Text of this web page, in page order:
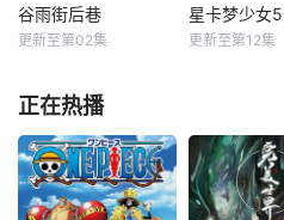
谷雨街后巷
更新至第02集 更新至第12集
正在热播